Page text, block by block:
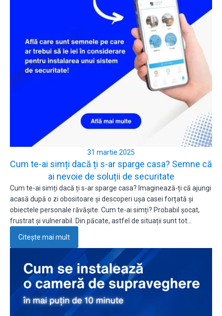
31 martie 2025
Cum te-ai simți dacă ți s-ar sparge casa? Semne că
ai nevoie de soluții de securitate
Cum te-ai simți dacă ți s-ar sparge casa? Imaginează-ți că ajungi
acasă după o zi obositoare și descoperi ușa casei forțată și
obiectele personale răvășite. Cum te-ai simți? Probabil șocat,
frustrat și vulnerabil. Din păcate, astfel de situații sunt tot…
Citește mai mult